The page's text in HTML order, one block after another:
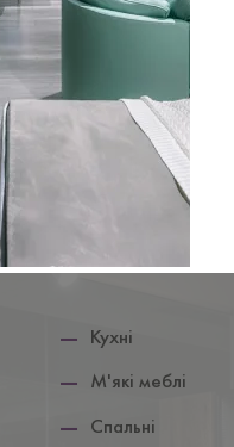
Кухнi
М'якi меблi
Спальні